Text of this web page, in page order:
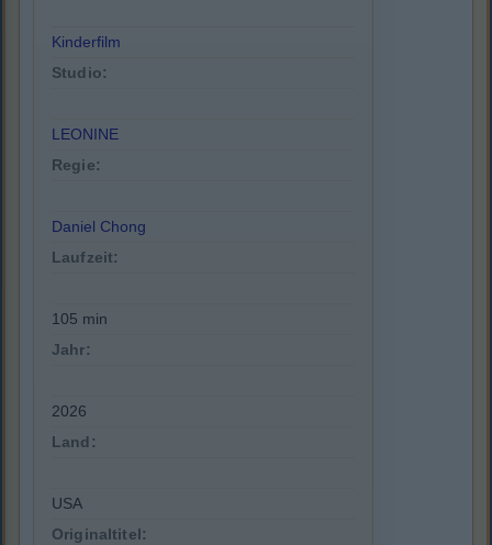
Kinderfilm
Studio:
LEONINE
Regie:
Daniel Chong
Laufzeit:
105 min
Jahr:
2026
Land:
USA
Originaltitel: